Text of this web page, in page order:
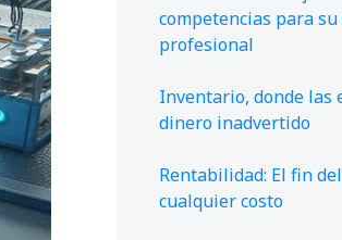
competencias para
profesional
Inventario, donde las
dinero inadvertido
Rentabilidad: El fin
cualquier costo